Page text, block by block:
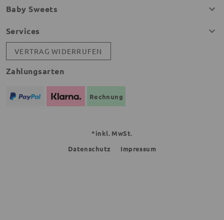
Baby Sweets
Services
VERTRAG WIDERRUFEN
Zahlungsarten
Rechnung
*inkl. MwSt.
Datenschutz
Impressum